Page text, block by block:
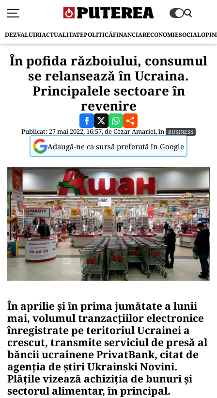
DEZVALUIRIACTUALITATEPOLITICĂFINANCIARECONOMIESOCIAL
În pofida războiului, consumul
se relansează în Ucraina.
Principalele sectoare în
revenire
Publicat: 27 mai 2022, 16:57, deCezar Amariei, în BUSINESS
Adaugă-ne ca sursă preferată în Google
În aprilie și în prima jumătate a lunii
mai, volumul tranzacțiilor electronice
înregistrate pe teritoriul Ucrainei a
crescut, transmite serviciul de presă al
băncii ucrainene PrivatBank, citat de
agenția de știri Ukrainski Novini.
Plățile vizează achiziția de bunuri și
sectorul alimentar, în principal.